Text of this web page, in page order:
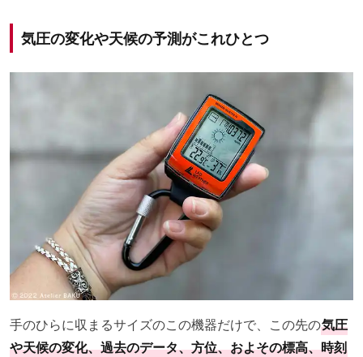
気圧の変化や天候の予測がこれひとつ
手のひらに収まるサイズのこの機器だけで、この先の気圧
や天候の変化、過去のデータ、方位、およその標高、時刻